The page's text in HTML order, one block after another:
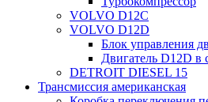
VOLVO D12C
VOLVO D12D
Блок управления
Двигатель D12D в
DETROIT DIESEL 15
Трансмиссия американская